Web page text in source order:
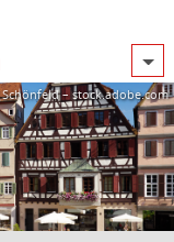
– stock.adobe.com